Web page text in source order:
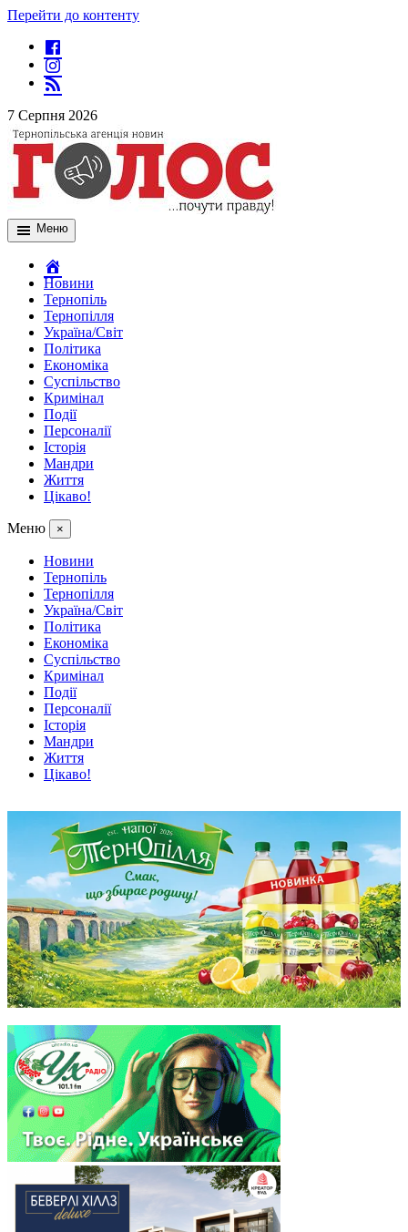
Перейти до контенту
7 Серпня 2026
Меню
Новини
Тернопіль
Тернопілля
Україна/Світ
Політика
Економіка
Суспільство
Кримінал
Події
Персоналії
Історія
Мандри
Життя
Цікаво!
Меню ×
Новини
Тернопіль
Тернопілля
Україна/Світ
Політика
Економіка
Суспільство
Кримінал
Події
Персоналії
Історія
Мандри
Життя
Цікаво!